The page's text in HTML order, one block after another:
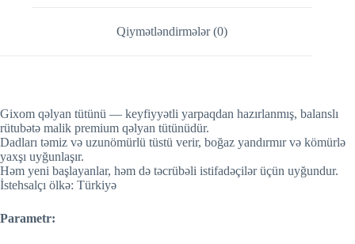
Qiymətləndirmələr (0)
Gixom qəlyan tütünü — keyfiyyətli yarpaqdan hazırlanmış, balanslı
rütubətə malik premium qəlyan tütünüdür.
Dadları təmiz və uzunömürlü tüstü verir, boğaz yandırmır və kömürlə
yaxşı uyğunlaşır.
Həm yeni başlayanlar, həm də təcrübəli istifadəçilər üçün uyğundur.
İstehsalçı ölkə: Türkiyə
Parametr: